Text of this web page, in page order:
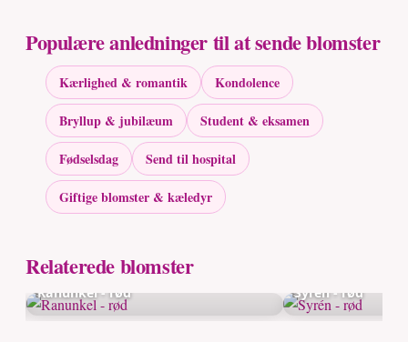
Populære anledninger til at sende blomster
Kærlighed & romantik
Kondolence
Bryllup & jubilæum
Student & eksamen
Fødselsdag
Send til hospital
Giftige blomster & kæledyr
Relaterede blomster
Ranunkel - rød Syrén - rød